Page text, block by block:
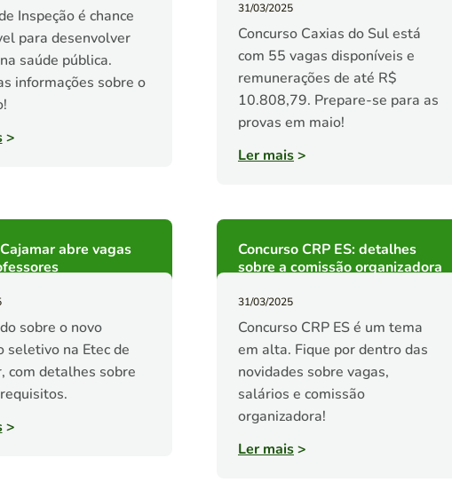
Inspeção é chance
para desenvolver
saúde pública.
informações sobre o
>
31/03/2025
Concurso Caxias do Sul está
com 55 vagas disponíveis e
remunerações de até R$
10.808,79. Prepare-se para as
provas em maio!
Ler mais>
abre vagas
sobre o novo
seletivo na Etec de
com detalhes sobre
>
Concurso CRP ES: detalhes
sobre a comissão organizadora
31/03/2025
Concurso CRP ES é um tema
em alta. Fique por dentro das
novidades sobre vagas,
salários e comissão
organizadora!
Ler mais>